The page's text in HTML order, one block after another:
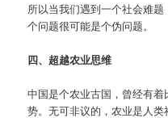
所以当我们遇到一个社会难
个问题很可能是个伪问题。
四、超越农业思维
中国是个农业古国，曾经有
势。无可非议的，农业是人